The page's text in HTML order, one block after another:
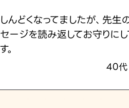
しんどくなってましたが、先生
セージを読み返してお守りに
す。
40